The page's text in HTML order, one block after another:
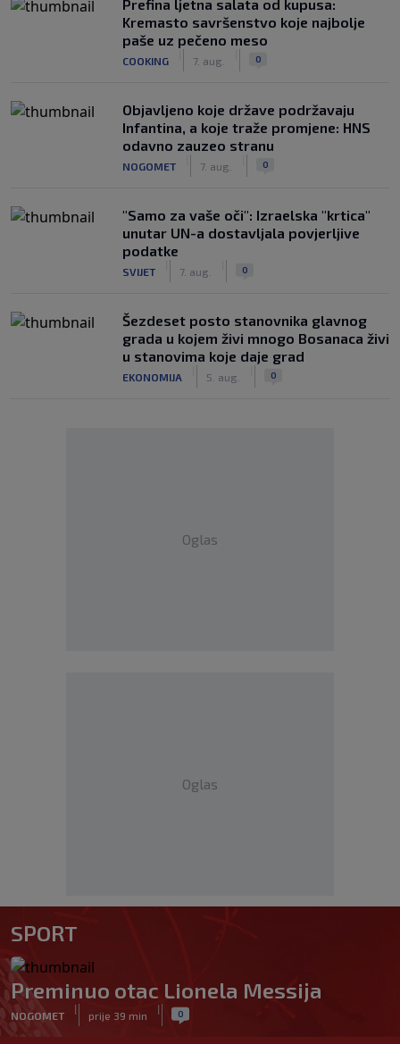
Prefina ljetna salata od kupusa:
Kremasto savršenstvo koje najbolje
paše uz pečeno meso
COOKING 7. aug. 0
Objavljeno koje države podržavaju
Infantina, a koje traže promjene: HNS
odavno zauzeo stranu
NOGOMET 7. aug. 0
"Samo za vaše oči": Izraelska "krtica"
unutar UN-a dostavljala povjerljive
podatke
SVIJET 7. aug. 0
Šezdeset posto stanovnika glavnog
grada u kojem živi mnogo Bosanaca živi
u stanovima koje daje grad
EKONOMIJA 5. aug. 0
Oglas
Oglas
SPORT
Preminuo otac Lionela Messija
NOGOMET
|
prije 39 min
| 0